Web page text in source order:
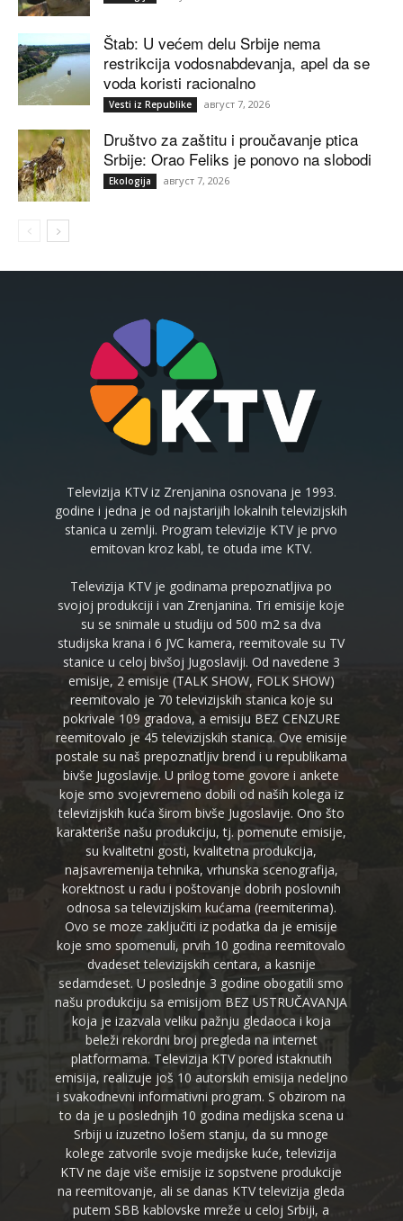
Štab: U većem delu Srbije nema
restrikcija vodosnabdevanja, apel da se
voda koristi racionalno
Vesti iz Republike август 7, 2026
Društvo za zaštitu i proučavanje ptica
Srbije: Orao Feliks je ponovo na slobodi
Ekologija август 7, 2026
Televizija KTV iz Zrenjanina osnovana je 1993.
godine i jedna je od najstarijih lokalnih televizijskih
stanica u zemlji. Program televizije KTV je prvo
emitovan kroz kabl, te otuda ime KTV.
Televizija KTV je godinama prepoznatljiva po
svojoj produkciji i van Zrenjanina. Tri emisije koje
su se snimale u studiju od 500 m2 sa dva
studijska krana i 6 JVC kamera, reemitovale su TV
stanice u celoj bivšoj Jugoslaviji. Od navedene 3
emisije, 2 emisije (TALK SHOW, FOLK SHOW)
reemitovalo je 70 televizijskih stanica koje su
pokrivale 109 gradova, a emisiju BEZ CENZURE
reemitovalo je 45 televizijskih stanica. Ove emisije
postale su naš prepoznatljiv brend i u republikama
bivše Jugoslavije. U prilog tome govore i ankete
koje smo svojevremeno dobili od naših kolega iz
televizijskih kuća širom bivše Jugoslavije. Ono što
karakteriše našu produkciju, tj. pomenute emisije,
su kvalitetni gosti, kvalitetna produkcija,
najsavremenija tehnika, vrhunska scenografija,
korektnost u radu i poštovanje dobrih poslovnih
odnosa sa televizijskim kućama (reemiterima).
Ovo se moze zaključiti iz podatka da je emisije
koje smo spomenuli, prvih 10 godina reemitovalo
dvadeset televizijskih centara, a kasnije
sedamdeset. U poslednje 3 godine obogatili smo
našu produkciju sa emisijom BEZ USTRUČAVANJA
koja je izazvala veliku pažnju gledaoca i koja
beleži rekordni broj pregleda na internet
platformama. Televizija KTV pored istaknutih
emisija, realizuje još 10 autorskih emisija nedeljno
i svakodnevni informativni program. S obzirom na
to da je u poslednjih 10 godina medijska scena u
Srbiji u izuzetno lošem stanju, da su mnoge
kolege zatvorile svoje medijske kuće, televizija
KTV ne daje više emisije iz sopstvene produkcije
na reemitovanje, ali se danas KTV televizija gleda
putem SBB kablovske mreže u celoj Srbiji, a